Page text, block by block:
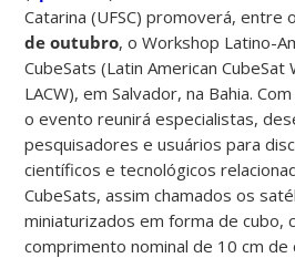
Catarina (UFSC) promoverá, entre
de outubro, o Workshop Latino-
CubeSats (Latin American CubeSat
LACW), em Salvador, na Bahia.
o evento reunirá especialistas,
pesquisadores e usuários para
científicos e tecnológicos
CubeSats, assim chamados os
miniaturizados em forma de cubo,
comprimento nominal de 10 cm de